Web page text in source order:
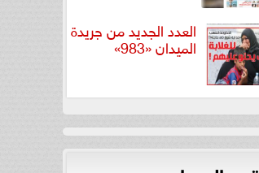
العدد الجديد من جريدة
الميدان «983»